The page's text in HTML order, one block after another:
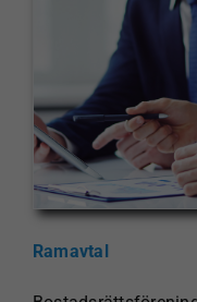
Ramavtal